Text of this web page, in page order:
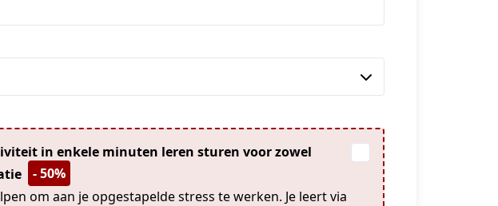
in enkele minuten leren sturen voor zowel
- 50%
om aan je opgestapelde stress te werken. Je leert via